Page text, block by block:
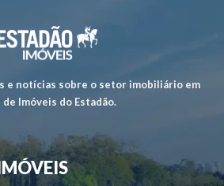
e notícias sobre o setor imobiliário em
Imóveis do Estadão.